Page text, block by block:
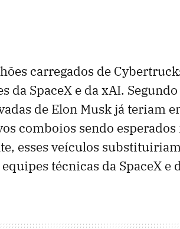
carregados de
da SpaceX e da xAI.
de Elon Musk já teriam
comboios sendo esperados
esses veículos
técnicas da SpaceX e